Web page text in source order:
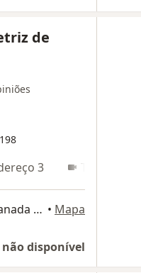
de
3 Teleconsulta
SCN Q. 01 bloco G, Ed. Rossi Esplanada Business, sala 712, Brasília • Mapa
não disponível